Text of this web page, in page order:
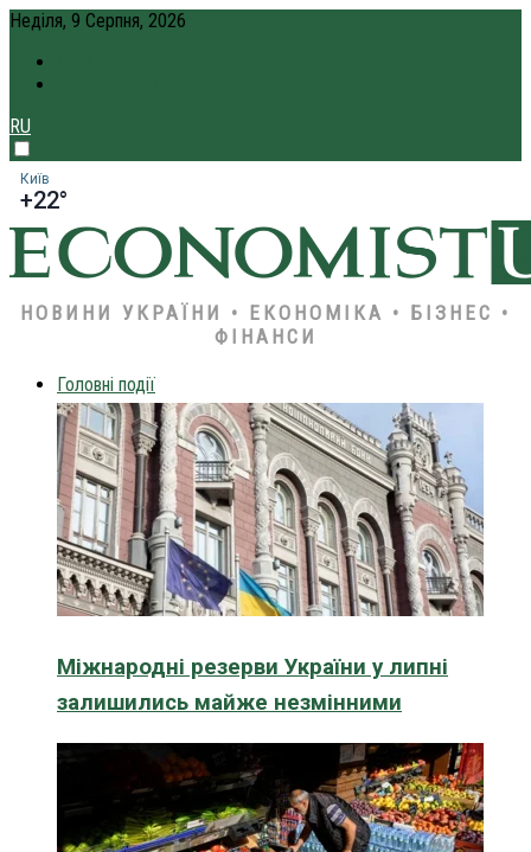
Неділя, 9 Серпня, 2026
RU
Київ
+22°
НОВИНИ УКРАЇНИ • ЕКОНОМІКА • БІЗНЕС •
ФІНАНСИ
Головні події
Міжнародні резерви України у липні
залишились майже незмінними